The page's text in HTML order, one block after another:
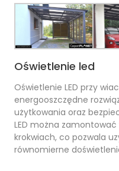
Oświetlenie led
Oświetlenie LED przy
energooszczędne
użytkowania oraz
LED można
krokwiach, co pozwala
równomierne